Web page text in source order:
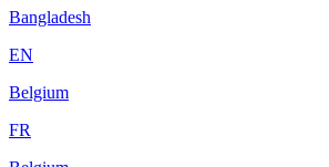
Bangladesh
EN
Belgium
FR